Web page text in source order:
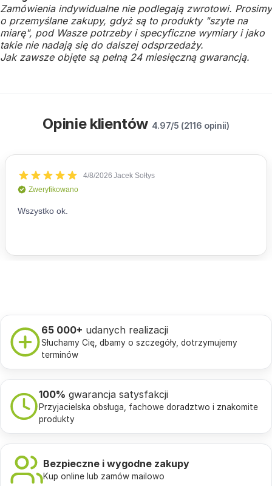
Zamówienia indywidualne nie podlegają zwrotowi. Prosimy
o przemyślane zakupy, gdyż są to produkty "szyte na
miarę", pod Wasze potrzeby i specyficzne wymiary i jako
takie nie nadają się do dalszej odsprzedaży.
Jak zawsze objęte są pełną 24 miesięczną gwarancją.
Opinie klientów 4.97/5 (2116 opinii)
65 000+ udanych realizacji
Słuchamy Cię, dbamy o szczegóły, dotrzymujemy
terminów
100% gwarancja satysfakcji
Przyjacielska obsługa, fachowe doradztwo i znakomite
produkty
Bezpieczne i wygodne zakupy
Kup online lub zamów mailowo